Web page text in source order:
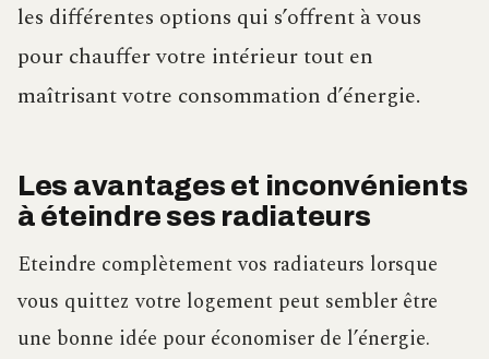
les différentes options qui s’offrent à vous
pour chauffer votre intérieur tout en
maîtrisant votre consommation d’énergie.
Les avantages et inconvénients
à éteindre ses radiateurs
Eteindre complètement vos radiateurs lorsque
vous quittez votre logement peut sembler être
une bonne idée pour économiser de l’énergie.